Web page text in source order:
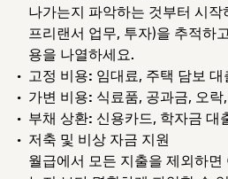
나가는지 파악하는 것부터 시작
프리랜서 업무, 투자)을 추적하
용을 나열하세요.
고정 비용: 임대료, 주택 담보
가변 비용: 식료품, 공과금, 오락
부채 상환: 신용카드, 학자금 대
저축 및 비상 자금 지원
월급에서 모든 지출을 제외하